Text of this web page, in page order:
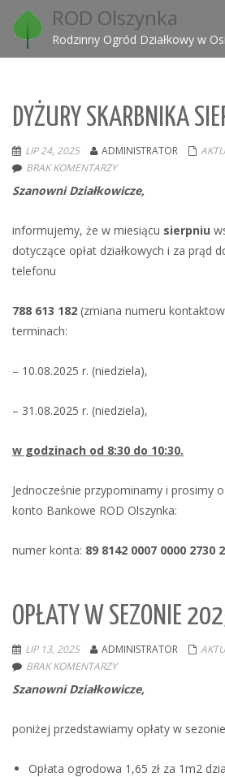
ROD Olszynka
Rodzinny Ogród Działkowy w
DYŻURY SKARBNIKA
LIP 24, 2025 ADMINISTRATOR
BRAK KOMENTARZY
Szanowni Działkowicze,
informujemy, że w miesiącu sierpniu
dotyczące opłat działkowych i za prąd
telefonu
788 613 182 (zmiana numeru
terminach:
– 10.08.2025 r. (niedziela),
– 31.08.2025 r. (niedziela),
w godzinach od 8:30 do 10:30.
Jednocześnie przypominamy i prosimy
konto Bankowe ROD Olszynka:
numer konta: 89 8142 0007 0000 2730
OPŁATY W SEZONIE
LIP 13, 2025 ADMINISTRATOR
BRAK KOMENTARZY
Szanowni Działkowicze,
poniżej przedstawiamy opłaty w
Opłata ogrodowa 1,65 zł za 1m2